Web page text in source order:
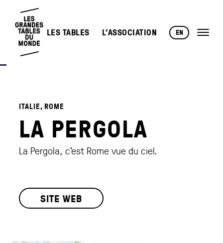
LES TABLES L’ASSOCIATION EN
ITALIE, ROME
LA PERGOLA
La Pergola, c’est Rome vue du ciel.
SITE WEB